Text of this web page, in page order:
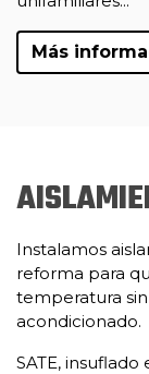
Más
Instalamos
reforma para
temperatura
acondicionado.
SATE,